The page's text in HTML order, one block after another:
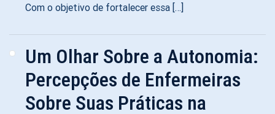
Com o objetivo de fortalecer essa […]
Um Olhar Sobre a Autonomia:
Percepções de Enfermeiras
Sobre Suas Práticas na